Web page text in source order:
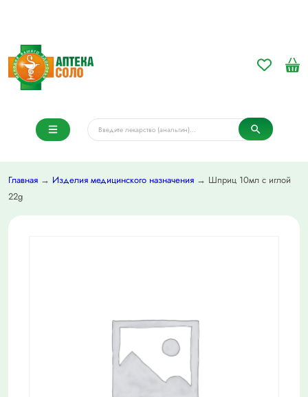
Главная → Изделия медицинского назначения → Шприц 10мл c иглой
22g